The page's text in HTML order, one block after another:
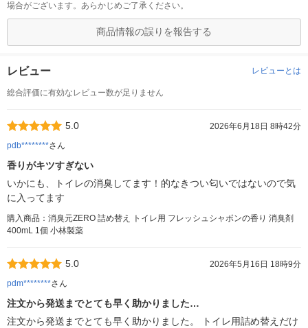
場合がございます。あらかじめご了承ください。
商品情報の誤りを報告する
レビュー レビューとは
総合評価に有効なレビュー数が足りません
5.0
2026年6月18日 8時42分
pdb********さん
香りがキツすぎない
いかにも、トイレの消臭してます！的なきつい匂いではないので気
に入ってます
購入商品：消臭元ZERO 詰め替え トイレ用 フレッシュシャボンの香り 消臭剤
400mL 1個 小林製薬
5.0
2026年5月16日 18時9分
pdm********さん
注文から発送までとても早く助かりました…
注文から発送までとても早く助かりました。 トイレ用詰め替えだけ